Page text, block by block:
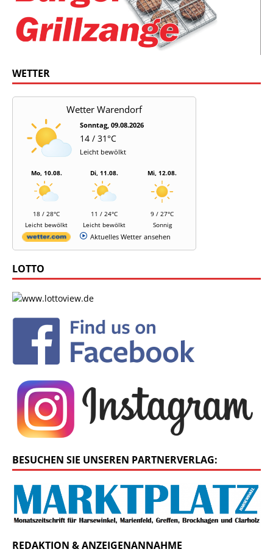
WETTER
Wetter Warendorf
Sonntag, 09.08.2026
14 / 31°C
Leicht bewölkt
Mo, 10.08.
18 / 28°C
Leicht bewölkt
Di, 11.08.
11 / 24°C
Leicht bewölkt
Mi, 12.08.
9 / 27°C
Sonnig
Aktuelles Wetter ansehen
LOTTO
BESUCHEN SIE UNSEREN PARTNERVERLAG:
REDAKTION & ANZEIGENANNAHME